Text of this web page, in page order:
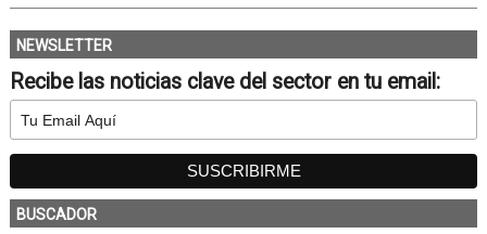
NEWSLETTER
Recibe las noticias clave del sector en tu email:
BUSCADOR